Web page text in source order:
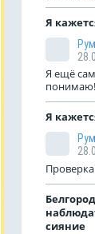
Я
Я ещё
Я
сияние